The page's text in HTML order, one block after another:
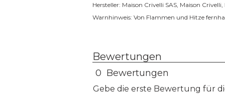
Hersteller: Maison Crivelli SAS, Maison
Warnhinweis: Von Flammen und Hitze
Bewertungen
0 Bewertungen
Gebe die erste Bewertung für